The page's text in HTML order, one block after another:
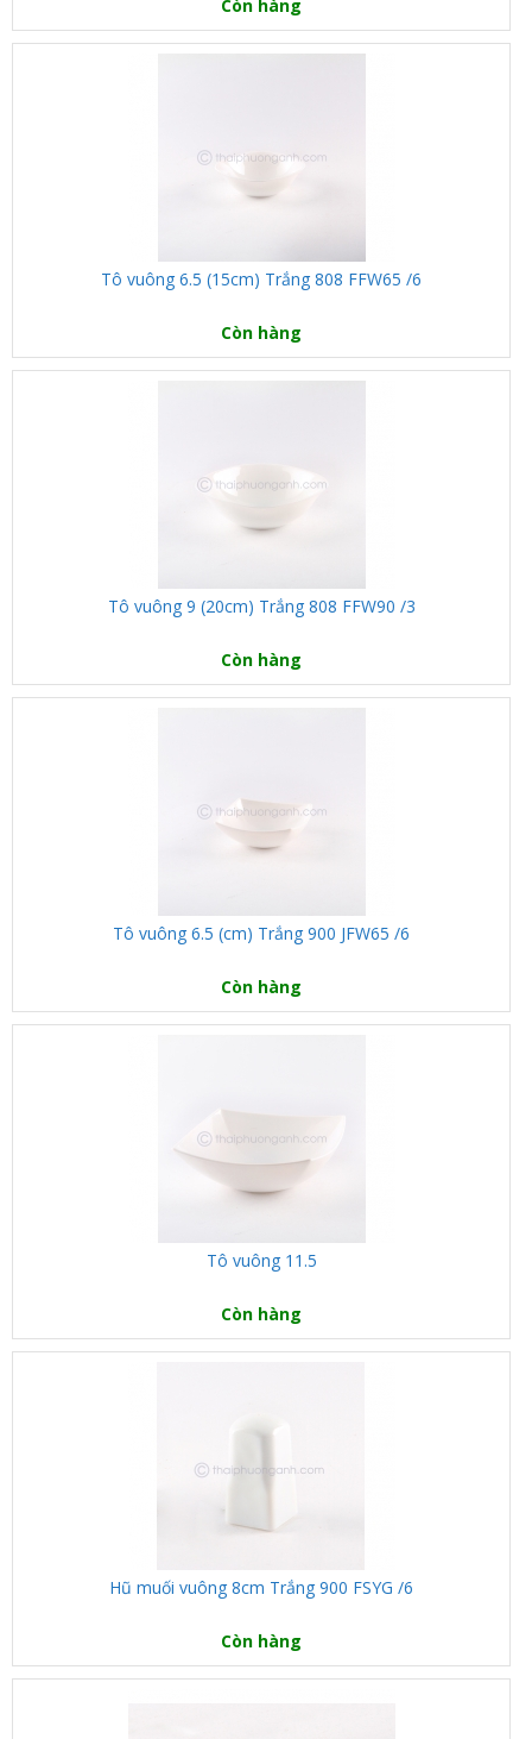
Còn hàng
Tô vuông 6.5 (15cm) Trắng 808 FFW65 /6
Còn hàng
Tô vuông 9 (20cm) Trắng 808 FFW90 /3
Còn hàng
Tô vuông 6.5 (cm) Trắng 900 JFW65 /6
Còn hàng
Tô vuông 11.5
Còn hàng
Hũ muối vuông 8cm Trắng 900 FSYG /6
Còn hàng